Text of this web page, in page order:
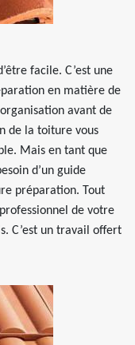
facile. C’est une
en matière de
avant de
de la toiture vous
Mais en tant que
d’un guide
préparation. Tout
de votre
C’est un travail offert